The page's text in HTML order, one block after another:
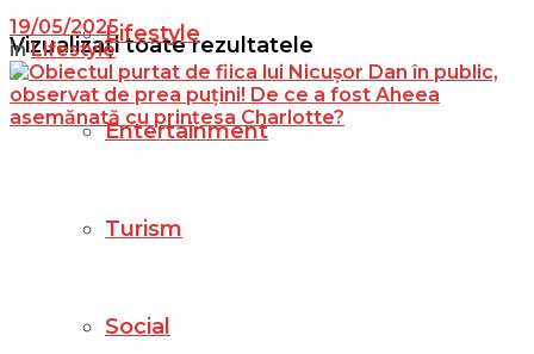
Vizualizați toate rezultatele
Lifestyle
Entertainment
Turism
Social
19/05/2025
in Lifestyle